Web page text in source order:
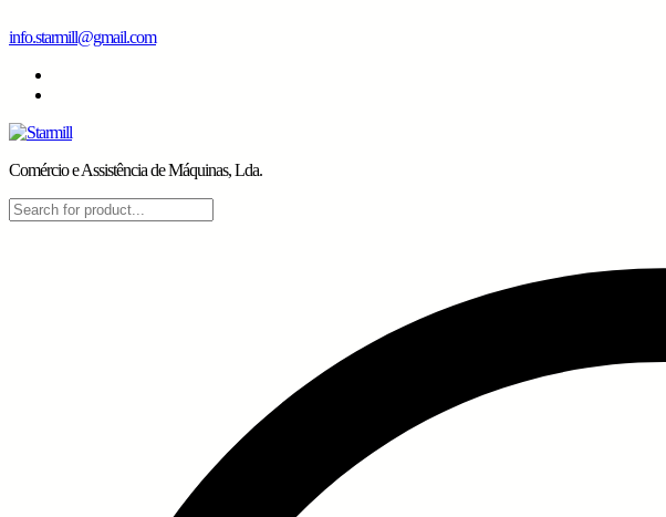
Skip
content
info.starmill@gmail.com
Comércio e Assistência de Máquinas, Lda.